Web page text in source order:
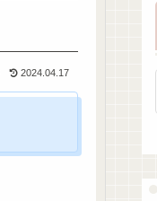
2024.04.17